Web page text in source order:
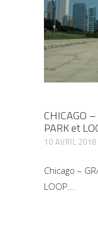
CHICAGO
PARK et
10 AVRIL 2018
Chicago –
LOOP